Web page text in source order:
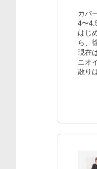
カバ
4〜
はじ
ら、
現在
ニオ
散り